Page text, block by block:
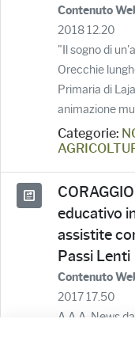
Contenuto
2018 12.20
"Il sogno di
Orecchie
Primaria di
animazione
Categorie:
educativo
assistite
Passi Lenti
Contenuto
2017 17.50
A.A.A. News
novembre